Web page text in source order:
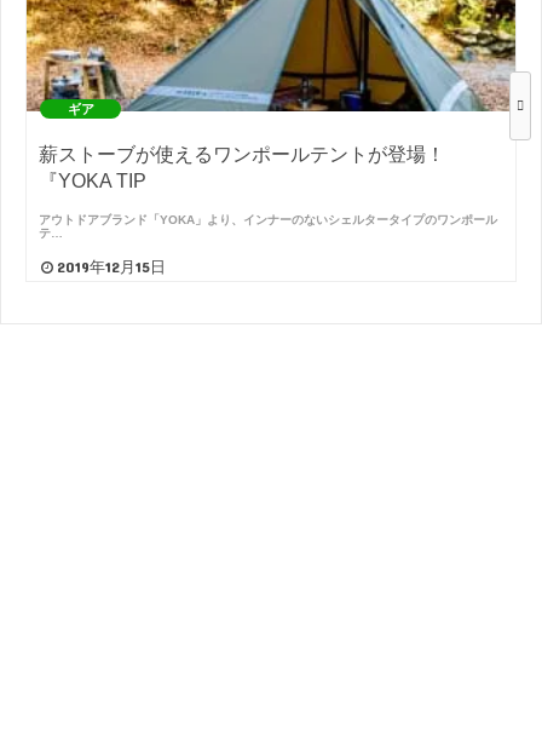
ギア
薪ストーブが使えるワンポールテントが登場！
『YOKA TIP
アウトドアブランド「YOKA」より、インナーのないシェルタータイプのワンポール
テ…
2019年12月15日